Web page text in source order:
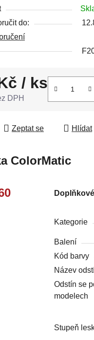
do:
/ ks
DPH
Zeptat se Hlídat
ColorMatic
Kategorie
Balení
Kód barvy
Název
Odstín se
modelech
Stupeň